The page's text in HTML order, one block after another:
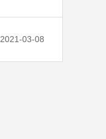
2021-03-08